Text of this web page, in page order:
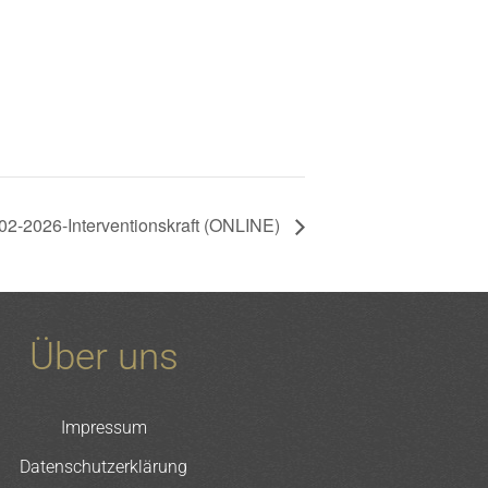
2026-Interventionskraft (ONLINE)
Über uns
Impressum
Datenschutzerklärung